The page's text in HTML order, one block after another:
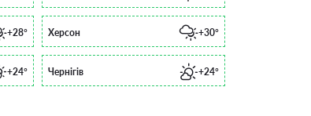
+28° Херсон +30°
+24° Чернігів +24°